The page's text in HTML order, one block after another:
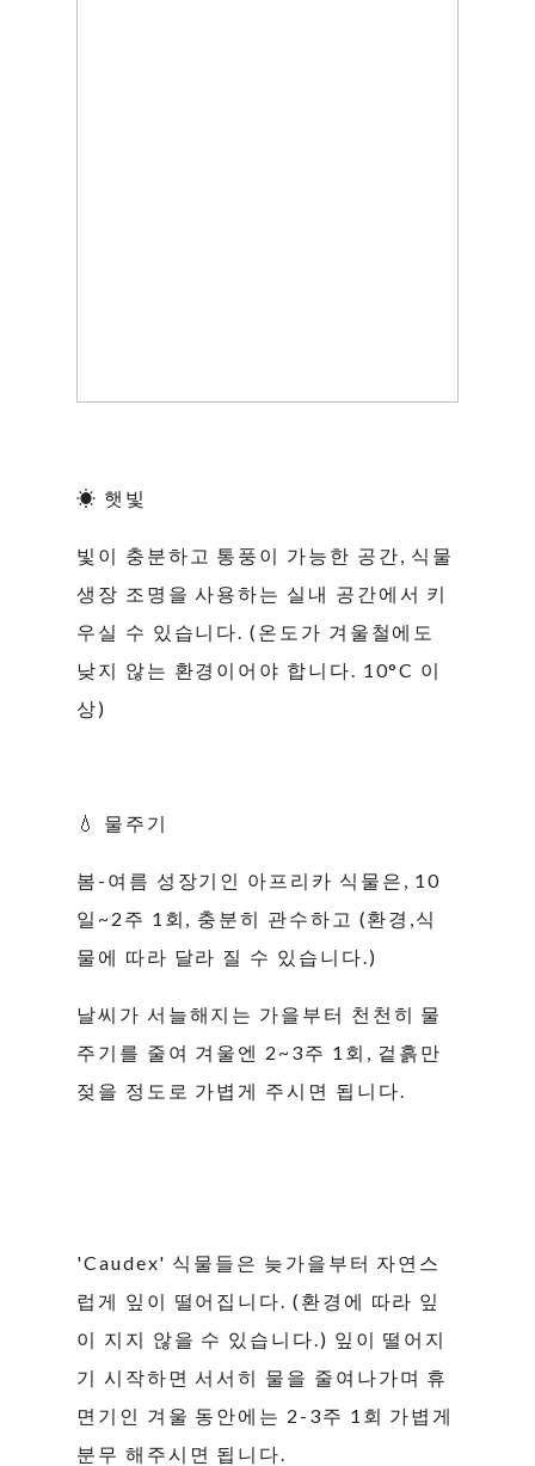
☀ 햇빛
빛이 충분하고 통풍이 가능한 공간, 식물
생장 조명을 사용하는 실내 공간에서 키
우실 수 있습니다. (온도가 겨울철에도
낮지 않는 환경이어야 합니다. 10°C 이
상)
💧 물주기
봄-여름 성장기인 아프리카 식물은, 10
일~2주 1회, 충분히 관수하고 (환경,식
물에 따라 달라 질 수 있습니다.)
날씨가 서늘해지는 가을부터 천천히 물
주기를 줄여 겨울엔 2~3주 1회, 겉흙만
젖을 정도로 가볍게 주시면 됩니다.
'Caudex' 식물들은 늦가을부터 자연스
럽게 잎이 떨어집니다. (환경에 따라 잎
이 지지 않을 수 있습니다.) 잎이 떨어지
기 시작하면 서서히 물을 줄여나가며 휴
면기인 겨울 동안에는 2-3주 1회 가볍게
분무 해주시면 됩니다.